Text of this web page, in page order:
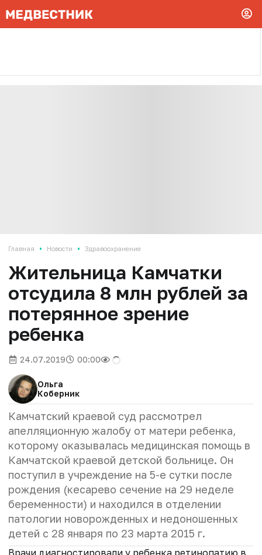
Главная • Новости • Здравоохранение
Жительница Камчатки
отсудила 8 млн рублей за
потерянное зрение
ребенка
24.07.2019 00:00
Ольга
Коберник
Камчатский краевой суд рассмотрел
апелляционную жалобу от матери ребенка,
которому оказывалась медицинская помощь в
Камчатской краевой детской больнице. Он
поступил в учреждение на 5-е сутки после
рождения (кесарево сечение на 29 неделе
беременности) и находился в отделении
патологии новорожденных и недоношенных
детей с 28 января по 23 марта 2015 г.
Врачи диагностировали у ребенка ретинопатию в